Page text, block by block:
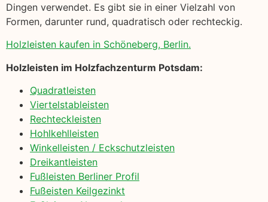
Dingen verwendet. Es gibt sie in einer Vielzahl von
Formen, darunter rund, quadratisch oder rechteckig.
Holzleisten kaufen in Schöneberg, Berlin.
Holzleisten im Holzfachzenturm Potsdam:
Quadratleisten
Viertelstableisten
Rechteckleisten
Hohlkehlleisten
Winkelleisten / Eckschutzleisten
Dreikantleisten
Fußleisten Berliner Profil
Fußeisten Keilgezinkt